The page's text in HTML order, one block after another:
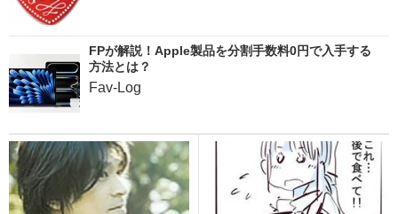
FPが解説！Apple製品を分割手数料0円で入手する
方法とは？
Fav-Log